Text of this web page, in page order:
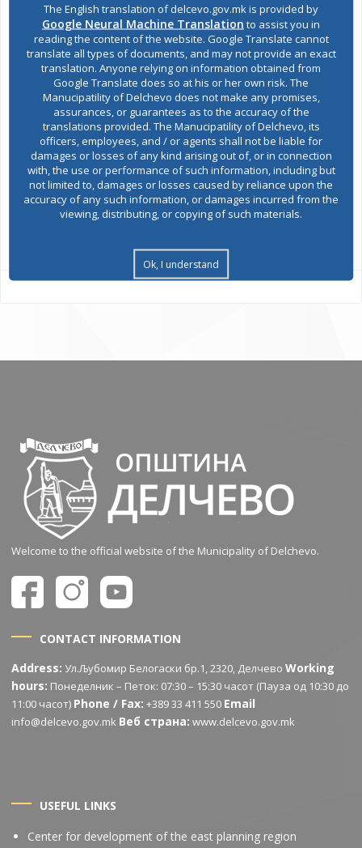
Register of services
Public acquisitions
Environmental permits
Welcome to the official website of the Municipality of Delchevo.
CONTACT INFORMATION
Address: Ул.Љубомир Белогаски бр.1, 2320, ДелчевоWorking
hours: Понеделник – Петок: 07:30 – 15:30 часот (Пауза од 10:30 до
11:00 часот) Phone / Fax: +389 33 411 550 Email
info@delcevo.gov.mk Веб страна: www.delcevo.gov.mk
USEFUL LINKS
Center for development of the east planning region
The English translation of delcevo.gov.mk is provided by
Google Neural Machine Translation to assist you in
reading the content of the website. Google Translate cannot
translate all types of documents, and may not provide an exact
translation. Anyone relying on information obtained from
Google Translate does so at his or her own risk. The
Manucipatility of Delchevo does not make any promises,
assurances, or guarantees as to the accuracy of the
translations provided. The Manucipatility of Delchevo, its
officers, employees, and / or agents shall not be liable for
damages or losses of any kind arising out of, or in connection
with, the use or performance of such information, including but
not limited to, damages or losses caused by reliance upon the
accuracy of any such information, or damages incurred from the
viewing, distributing, or copying of such materials.
Ok, I understand